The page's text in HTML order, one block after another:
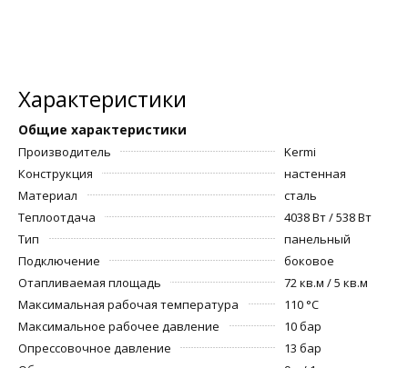
Характеристики
Общие характеристики
Производитель
Kermi
Конструкция
настенная
Материал
сталь
Теплоотдача
4038 Вт / 538 Вт
Тип
панельный
Подключение
боковое
Отапливаемая площадь
72 кв.м / 5 кв.м
Максимальная рабочая температура
110 °С
Максимальное рабочее давление
10 бар
Опрессовочное давление
13 бар